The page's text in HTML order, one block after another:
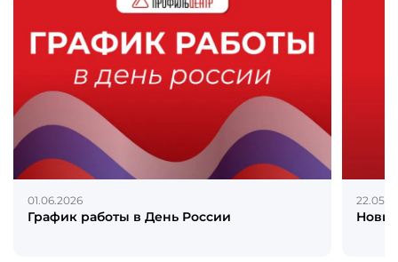
01.06.2026
График работы в День России